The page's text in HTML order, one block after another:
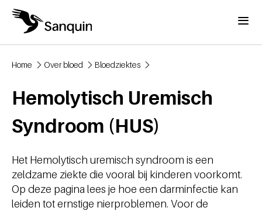
Overslaan en naar de inhoud gaan
Menu
Home Over bloed Bloedziektes
Hemolytisch Uremisch
Syndroom (HUS)
Het Hemolytisch uremisch syndroom is een
zeldzame ziekte die vooral bij kinderen voorkomt.
Op deze pagina lees je hoe een darminfectie kan
leiden tot ernstige nierproblemen. Voor de